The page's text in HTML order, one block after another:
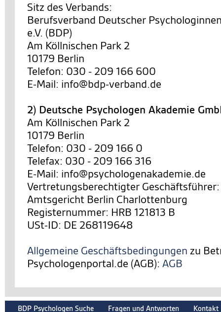
Sitz des Verbands:
Berufsverband Deutscher
e.V. (BDP)
Am Köllnischen Park 2
10179 Berlin
Telefon: 030 - 209 166 600
E-Mail: info@bdp-verband.de
2) Deutsche Psychologen Akademie
Am Köllnischen Park 2
10179 Berlin
Telefon: 030 - 209 166 0
Telefax: 030 - 209 166 316
E-Mail: info@psychologenakademie.de
Vertretungsberechtigter Geschäftsführer:
Amtsgericht Berlin Charlottenburg
Registernummer: HRB 121813 B
USt-ID: DE 268119648
Allgemeine Geschäftsbedingungen zu
Psychologenportal.de (AGB): AGB
BDP Psychologen Suche Fragen und Antworten Kontakt